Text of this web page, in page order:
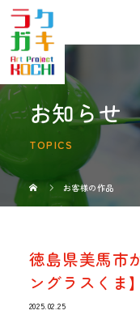
お知らせ
TOPICS
お客様の作品
徳島県美馬市
ングラスくま】
2025.02.25